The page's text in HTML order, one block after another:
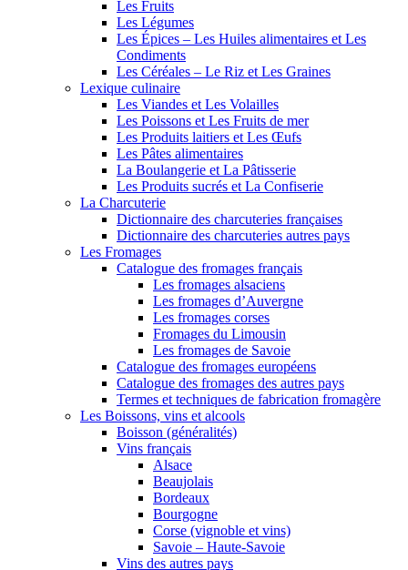
Les Fruits
Les Légumes
Les Épices – Les Huiles alimentaires et Les
Condiments
Les Céréales – Le Riz et Les Graines
Lexique culinaire
Les Viandes et Les Volailles
Les Poissons et Les Fruits de mer
Les Produits laitiers et Les Œufs
Les Pâtes alimentaires
La Boulangerie et La Pâtisserie
Les Produits sucrés et La Confiserie
La Charcuterie
Dictionnaire des charcuteries françaises
Dictionnaire des charcuteries autres pays
Les Fromages
Catalogue des fromages français
Les fromages alsaciens
Les fromages d’Auvergne
Les fromages corses
Fromages du Limousin
Les fromages de Savoie
Catalogue des fromages européens
Catalogue des fromages des autres pays
Termes et techniques de fabrication fromagère
Les Boissons, vins et alcools
Boisson (généralités)
Vins français
Alsace
Beaujolais
Bordeaux
Bourgogne
Corse (vignoble et vins)
Savoie – Haute-Savoie
Vins des autres pays